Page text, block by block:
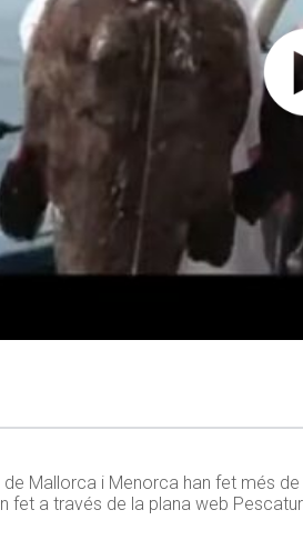
Mallorca i Menorca han fet més
fet a través de la plana web